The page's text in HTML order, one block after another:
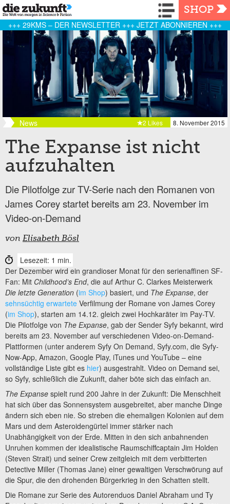
Navigation
SHOP
+++ 29KMS – DER NEWSLETTER +++ JETZT ABONNIEREN +++
News 8. November 2015
2 Likes
The Expanse ist nicht
aufzuhalten
Die Pilotfolge zur TV-Serie nach den Romanen von
James Corey startet bereits am 23. November im
Video-on-Demand
von Elisabeth Bösl
Lesezeit: 1 min.
Der Dezember wird ein grandioser Monat für den serienaffinen SF-
Fan: Mit Childhood’s End, die auf Arthur C. Clarkes Meisterwerk
Die letzte Generation (im Shop) basiert, und The Expanse, der
sehnsüchtig erwartete Verfilmung der Romane von James Corey
(im Shop), starten am 14.12. gleich zwei Hochkaräter im Pay-TV.
Die Pilotfolge von The Expanse, gab der Sender Syfy bekannt, wird
bereits am 23. November auf verschiedenen Video-on-Demand-
Plattformen (unter anderem Syfy On Demand, Syfy.com, die Syfy-
Now-App, Amazon, Google Play, iTunes und YouTube – eine
vollständige Liste gibt es hier) ausgestrahlt. Video on Demand sei,
so Syfy, schließlich die Zukunft, daher böte sich das einfach an.
The Expanse spielt rund 200 Jahre in der Zukunft: Die Menschheit
hat sich über das Sonnensystem ausgebreitet, aber manche Dinge
ändern sich eben nie. So streben die ehemaligen Kolonien auf dem
Mars und dem Asteroidengürtel immer stärker nach
Unabhängigkeit von der Erde. Mitten in den sich anbahnenden
Unruhen kommen der idealistische Raumschiffcaptain Jim Holden
(Steven Strait) und seiner Crew zeitgleich mit dem verbitterten
Detective Miller (Thomas Jane) einer gewaltigen Verschwörung auf
die Spur, die den drohenden Bürgerkrieg in den Schatten stellt.
Die Romane zur Serie des Autorenduos Daniel Abraham und Ty